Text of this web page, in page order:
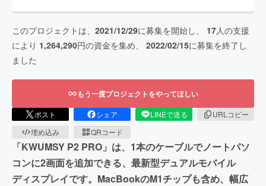
このプロジェクトは、 2021/12/29に募集を開始し、 17人の支援
により 1,264,290円の資金を集め、 2022/02/15に募集を終了し
ました
もう一度プロジェクトをやってほしい
ポスト シェア LINEで送る
URLコピー
埋め込み
QRコード
「KWUMSY P2 PRO」は、1本のケーブルでノートパソ
コンに2画面を追加できる、最新型デュアルモバイル
ディスプレイです。MacBookのM1チップも含め、幅広